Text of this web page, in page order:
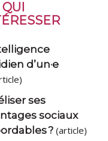
d’un·e
ses
sociaux
? (article)